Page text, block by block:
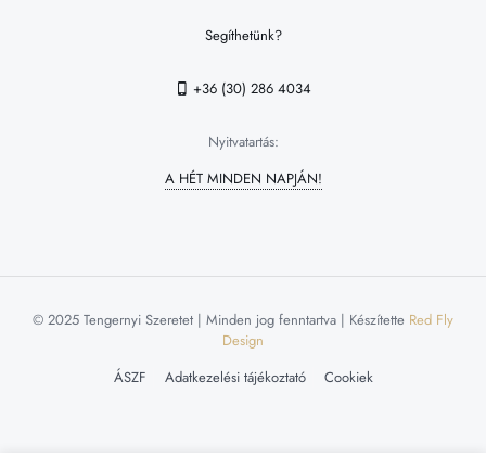
Segíthetünk?
+36 (30) 286 4034
Nyitvatartás:
A HÉT MINDEN NAPJÁN!
© 2025 Tengernyi Szeretet | Minden jog fenntartva | Készítette Red Fly
Design
ÁSZF
Adatkezelési tájékoztató Cookiek